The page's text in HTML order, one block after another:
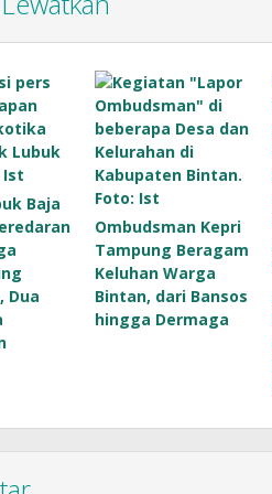
Baja
Dua
Ombudsman Kepri
Tampung Beragam
Keluhan Warga
Bintan, dari Bansos
hingga Dermaga